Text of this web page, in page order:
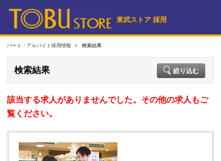
東武ストア 採用
パート・アルバイト採用情報 検索結果
検索結果 絞り込む
該当する求人がありませんでした。その他の求人もご
覧ください。